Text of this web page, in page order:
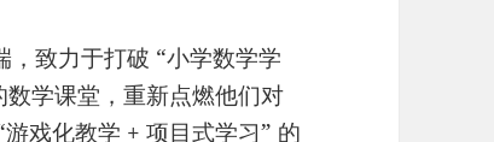
致力于打破 “小学数学学
学课堂，重新点燃他们对
戏化教学 + 项目式学习” 的